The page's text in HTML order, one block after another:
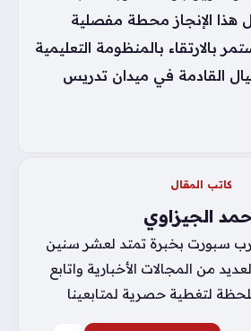
هذا الإنجاز محطة مفصلية
بالارتقاء بالمنظومة التعليمية
القادمة في ميدان تدريس
كاتب المقال
الجيزاوي
سبورت بخبرة تمتد لعشر سنين
من المجالات الأخبارية واتابع
لتغطية حصرية لمتابعينا